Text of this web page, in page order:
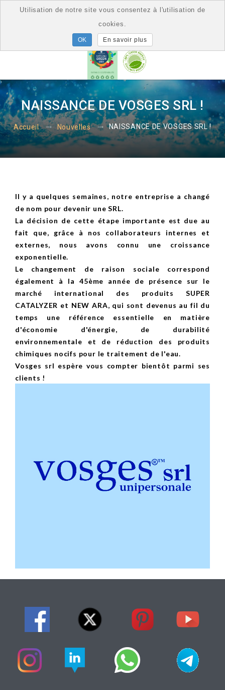
NAISSANCE DE VOSGES SRL !
Accueil Nouvelles NAISSANCE DE VOSGES SRL !
Il y a quelques semaines, notre entreprise a changé
de nom pour devenir une SRL.
La décision de cette étape importante est due au
fait que, grâce à nos collaborateurs internes et
externes, nous avons connu une croissance
exponentielle.
Le changement de raison sociale correspond
également à la 45ème année de présence sur le
marché international des produits SUPER
CATALYZER et NEW ARA, qui sont devenus au fil du
temps une référence essentielle en matière
d'économie d'énergie, de durabilité
environnementale et de réduction des produits
chimiques nocifs pour le traitement de l'eau.
Vosges srl espère vous compter bientôt parmi ses
clients !
Utilisation de notre site vous consentez à l'utilisation de
cookies.
En savoir plus